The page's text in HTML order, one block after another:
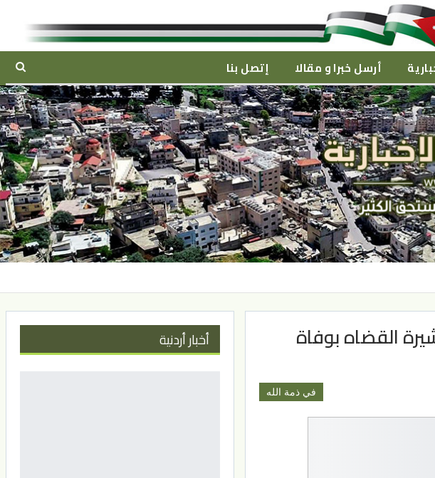
أرسل خبرا و مقالا إتصل بنا
القضاه بوفاة
في ذمة الله
أخبار أردنية